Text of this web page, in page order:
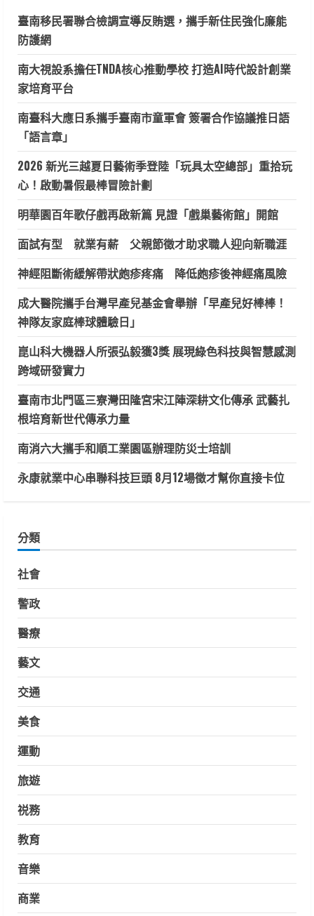
臺南移民署聯合檢調宣導反賄選，攜手新住民強化廉能
防護網
南大視設系擔任TNDA核心推動學校 打造AI時代設計創業
家培育平台
南臺科大應日系攜手臺南市童軍會 簽署合作協議推日語
「語言章」
2026 新光三越夏日藝術季登陸「玩具太空總部」重拾玩
心！啟動暑假最棒冒險計劃
明華園百年歌仔戲再啟新篇 見證「戲巢藝術館」開館
面試有型 就業有薪 父親節徵才助求職人迎向新職涯
神經阻斷術緩解帶狀皰疹疼痛 降低皰疹後神經痛風險
成大醫院攜手台灣早產兒基金會舉辦「早產兒好棒棒！
神隊友家庭棒球體驗日」
崑山科大機器人所張弘毅獲3獎 展現綠色科技與智慧感測
跨域研發實力
臺南市北門區三寮灣田隆宮宋江陣深耕文化傳承 武藝扎
根培育新世代傳承力量
南消六大攜手和順工業園區辦理防災士培訓
永康就業中心串聯科技巨頭 8月12場徵才幫你直接卡位
分類
社會
警政
醫療
藝文
交通
美食
運動
旅遊
祱務
教育
音樂
商業